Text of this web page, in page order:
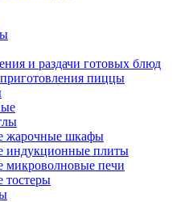
и раздачи готовых блюд
пиццы
жарочные шкафы
индукционные плиты
микроволновые печи
тостеры